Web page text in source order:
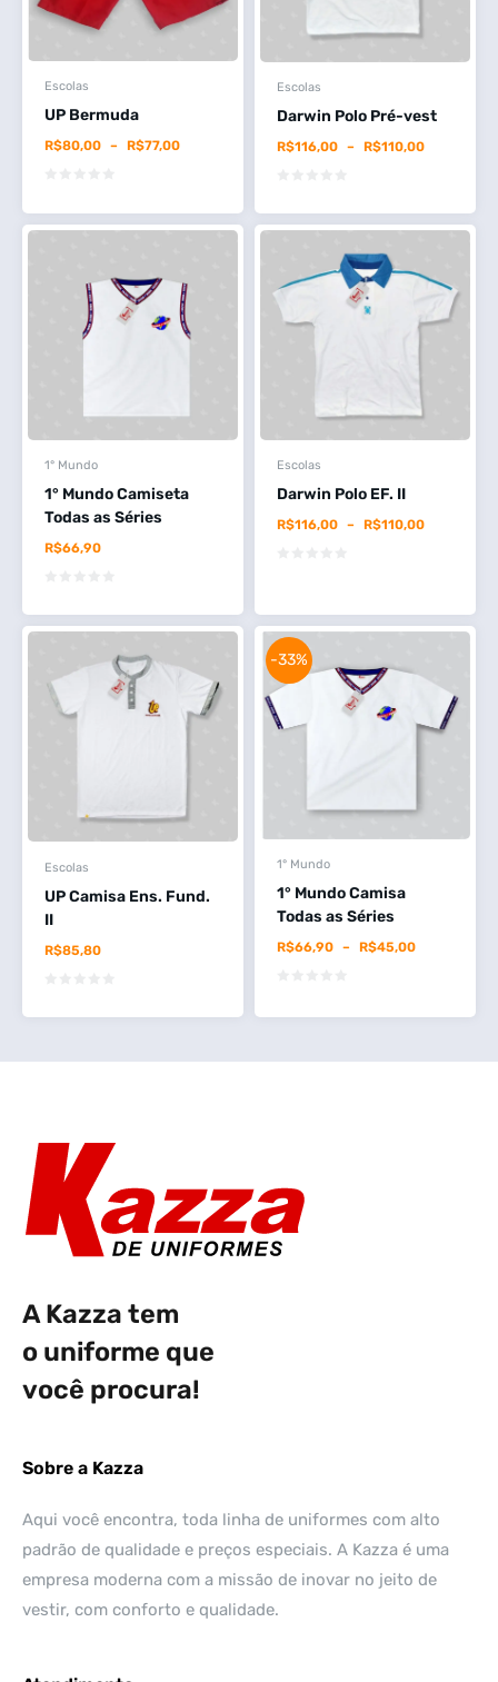
Escolas
UP Bermuda
R$77,00
–
R$80,00
Escolas
Darwin Polo Pré-vest
R$110,00
–
R$116,00
1° Mundo
1° Mundo Camiseta
Todas as Séries
R$66,90
Escolas
Darwin Polo EF. II
R$110,00
–
R$116,00
Escolas
UP Camisa Ens. Fund.
II
R$85,80
1° Mundo
1° Mundo Camisa
Todas as Séries
R$45,00
–
R$66,90
-33%
A Kazza tem
o uniforme que
você procura!
Sobre a Kazza
Aqui você encontra, toda linha de uniformes com alto
padrão de qualidade e preços especiais. A Kazza é uma
empresa moderna com a missão de inovar no jeito de
vestir, com conforto e qualidade.